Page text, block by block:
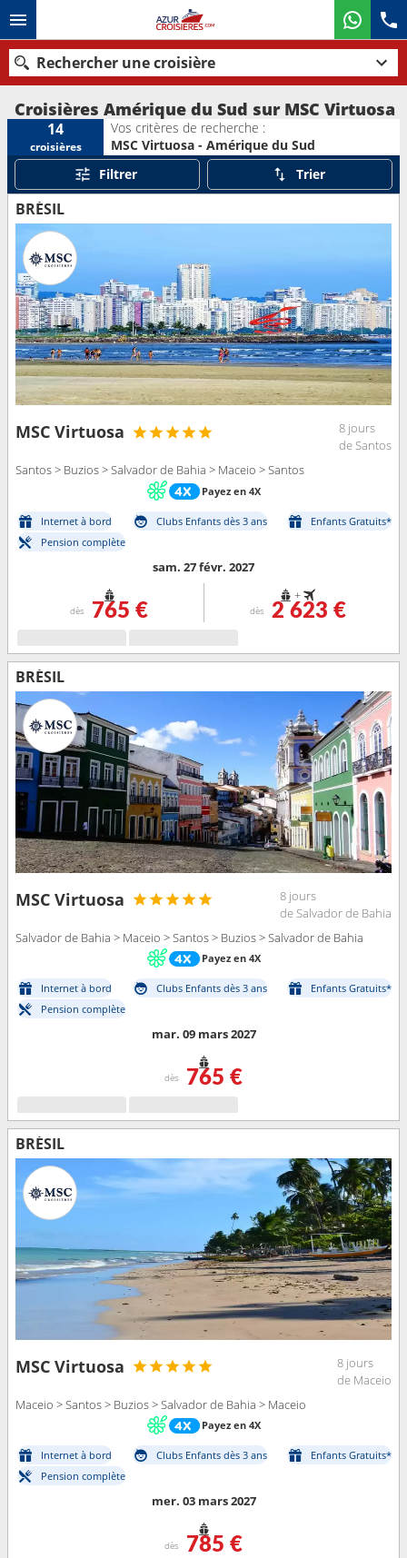
Rechercher une croisière
Nos destinations
Mois de départ
Ports
Rechercher
Croisières Amérique du Sud sur MSC Virtuosa
14
croisières
Vos critères de recherche :
MSC Virtuosa - Amérique du Sud
Filtrer
Trier
BRÉSIL
MSC Virtuosa
8 jours
de Santos
Santos > Buzios > Salvador de Bahia > Maceio > Santos
Payez en 4X
Internet à bord Clubs Enfants dès 3 ans
Enfants Gratuits*
Pension complète
sam. 27 févr. 2027
dès 765 €
+
dès 2 623 €
BRÉSIL
MSC Virtuosa
8 jours
de Salvador de Bahia
Salvador de Bahia > Maceio > Santos > Buzios > Salvador de Bahia
Payez en 4X
Internet à bord Clubs Enfants dès 3 ans
Enfants Gratuits*
Pension complète
mar. 09 mars 2027
dès 765 €
BRÉSIL
MSC Virtuosa
8 jours
de Maceio
Maceio > Santos > Buzios > Salvador de Bahia > Maceio
Payez en 4X
Internet à bord Clubs Enfants dès 3 ans
Enfants Gratuits*
Pension complète
mer. 03 mars 2027
dès 785 €